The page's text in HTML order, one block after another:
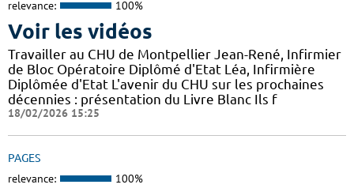
relevance: 100%
Voir les vidéos
Travailler au CHU de Montpellier Jean-René, Infirmier
de Bloc Opératoire Diplômé d'Etat Léa, Infirmière
Diplômée d'Etat L'avenir du CHU sur les prochaines
décennies : présentation du Livre Blanc Ils f
18/02/2026 15:25
PAGES
relevance: 100%